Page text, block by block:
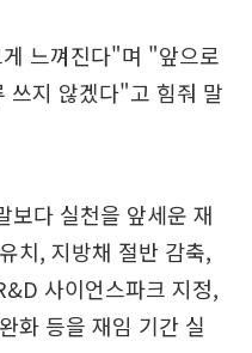
느껴진다"며 "앞으로
쓰지 않겠다"고 힘줘 말
보다 실천을 앞세운 재
치, 지방채 절반 감축,
사이언스파크 지정,
화 등을 재임 기간 실